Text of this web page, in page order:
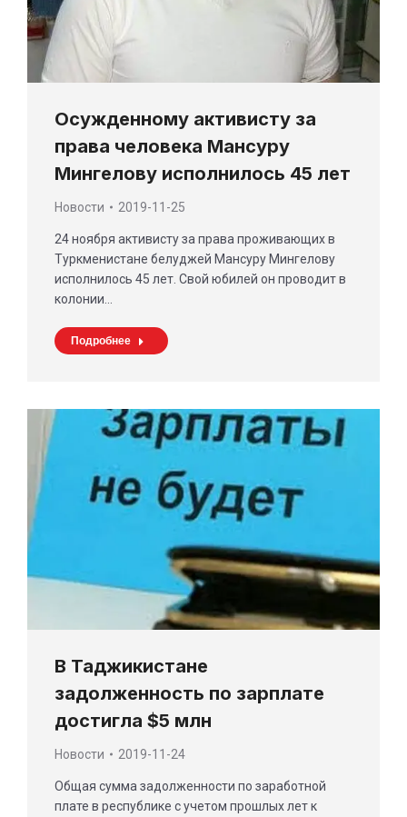
Осужденному активисту за
права человека Мансуру
Мингелову исполнилось 45 лет
Новости 2019-11-25
24 ноября активисту за права проживающих в
Туркменистане белуджей Мансуру Мингелову
исполнилось 45 лет. Свой юбилей он проводит в
колонии…
Подробнее
В Таджикистане
задолженность по зарплате
достигла $5 млн
Новости 2019-11-24
Общая сумма задолженности по заработной
плате в республике с учетом прошлых лет к